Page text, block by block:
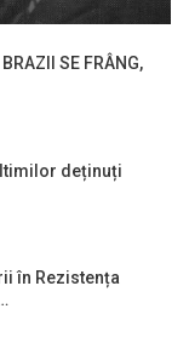
SE FRÂNG,
deținuți
în Rezistența